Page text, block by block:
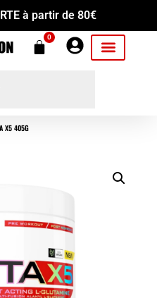
à partir de 80€
0
X5 405G